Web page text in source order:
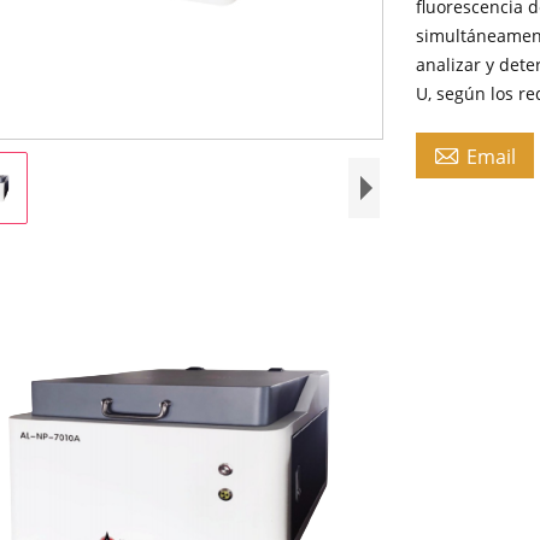
fluorescencia
analizar y
U, según los
 Email